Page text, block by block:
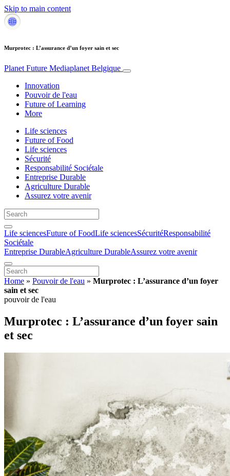
Skip to main content
Murprotec : L’assurance d’un foyer sain et sec
Planet Future Mediaplanet Belgique
Innovation
Pouvoir de l'eau
Future of Learning
More
Life sciences
Future of Food
Life sciences
Sécurité
Responsabilité Sociétale
Entreprise Durable
Agriculture Durable
Assurez votre avenir
Life sciencesFuture of FoodLife sciencesSécuritéResponsabilité
Sociétale
Entreprise DurableAgriculture DurableAssurez votre avenir
Home » Pouvoir de l'eau » Murprotec : L’assurance d’un foyer
sain et sec
pouvoir de l'eau
Murprotec : L’assurance d’un foyer sain
et sec